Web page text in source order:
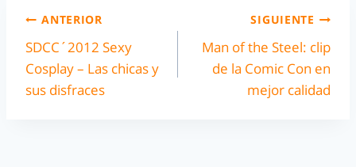
ANTERIOR
SDCC´2012 Sexy
Cosplay – Las chicas y
sus disfraces
SIGUIENTE
Man of the Steel: clip
de la Comic Con en
mejor calidad